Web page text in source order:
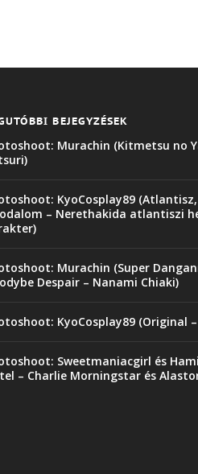
BEJEGYZÉSEK
Murachin (Kitmetsu no
KyoCosplay89
– Nerethakida atlantiszi
Murachin (Super
Despair – Nanami Chiaki)
KyoCosplay89 (Original
Sweetmaniacgirl és
– Charlie Morningstar és